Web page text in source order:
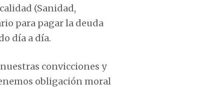
(Sanidad,
para pagar la deuda
día a día.
nuestras convicciones y
obligación moral